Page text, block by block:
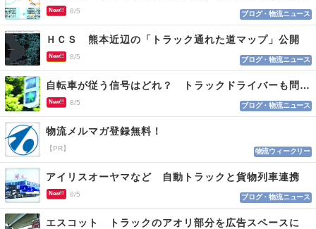
New!! 8/5 ブログ・物流ニュース
ＨＣＳ 熊本近辺の「トラック通れた道マップ」公開
New!! 8/5 ブログ・物流ニュース
自転車が従う信号はどれ？ トラックドライバーも問われる認識
New!! 8/5 ブログ・物流ニュース
物流メルマガ登録無料！
【PR】 物流ウィークリー
アイリスオーヤマなど 自動トラックと貨物列車連携
New!! 8/5 ブログ・物流ニュース
エスコット トラックのアオリ部分を広告スペースに